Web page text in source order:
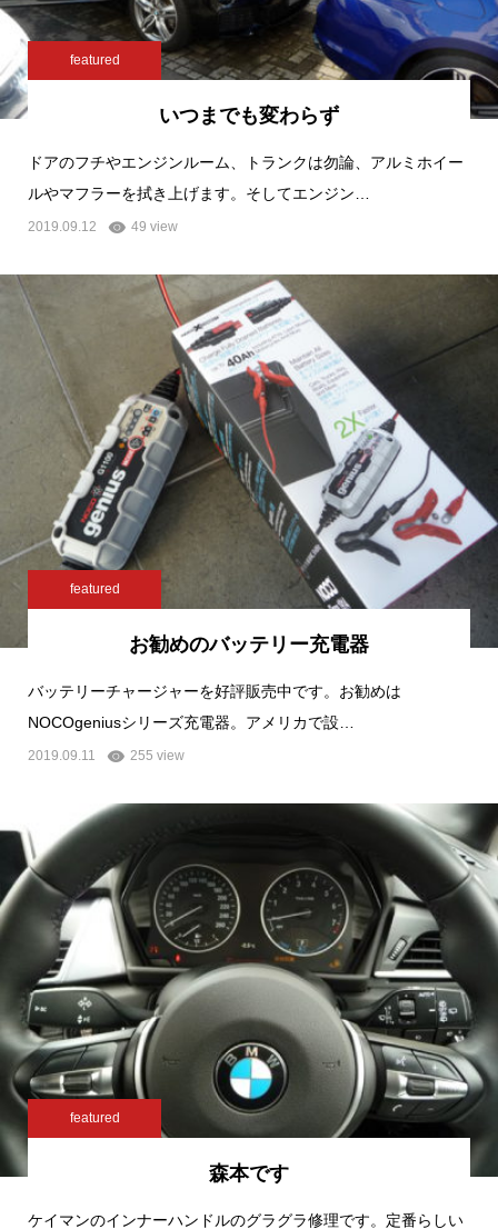
featured
いつまでも変わらず
ドアのフチやエンジンルーム、トランクは勿論、アルミホイー
ルやマフラーを拭き上げます。そしてエンジン…
2019.09.12 49 view
featured
お勧めのバッテリー充電器
バッテリーチャージャーを好評販売中です。お勧めは
NOCOgeniusシリーズ充電器。アメリカで設…
2019.09.11 255 view
featured
森本です
ケイマンのインナーハンドルのグラグラ修理です。定番らしい